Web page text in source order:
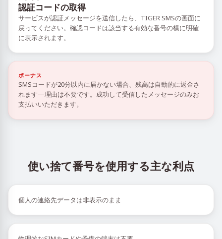
認証コードの取得
サービスが認証メッセージを送信したら、TIGER SMSの画面に
戻ってください。確認コードは該当する有効な番号の横に明確
に表示されます。
ボーナス
SMSコードが20分以内に届かない場合、残高は自動的に返金さ
れます—理由は不要です。成功して受信したメッセージのみお
支払いいただきます。
使い捨て番号を使用する主な利点
個人の連絡先データは非表示のまま